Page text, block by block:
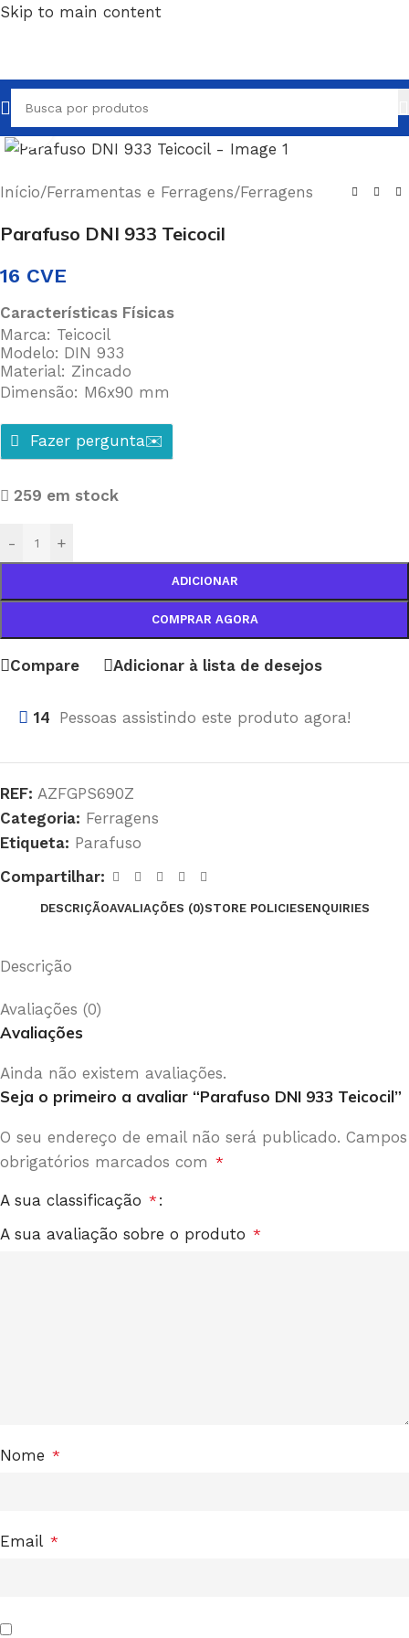
Skip to main content
Clique para ampliar
Início/Ferramentas e Ferragens/Ferragens
Parafuso DNI 933 Teicocil
16 CVE
Características Físicas
Marca: Teicocil
Modelo: DIN 933
Material: Zincado
Dimensão: M6x90 mm
Fazer pergunta✉️
259 em stock
- +
ADICIONAR
COMPRAR AGORA
Compare Adicionar à lista de desejos
14 Pessoas assistindo este produto agora!
REF: AZFGPS690Z
Categoria: Ferragens
Etiqueta: Parafuso
Compartilhar:
DESCRIÇÃOAVALIAÇÕES (0)STORE POLICIESENQUIRIES
Descrição
Avaliações (0)
Avaliações
Ainda não existem avaliações.
Seja o primeiro a avaliar “Parafuso DNI 933 Teicocil”
O seu endereço de email não será publicado. Campos
obrigatórios marcados com *
A sua classificação *
A sua avaliação sobre o produto *
Nome *
Email *